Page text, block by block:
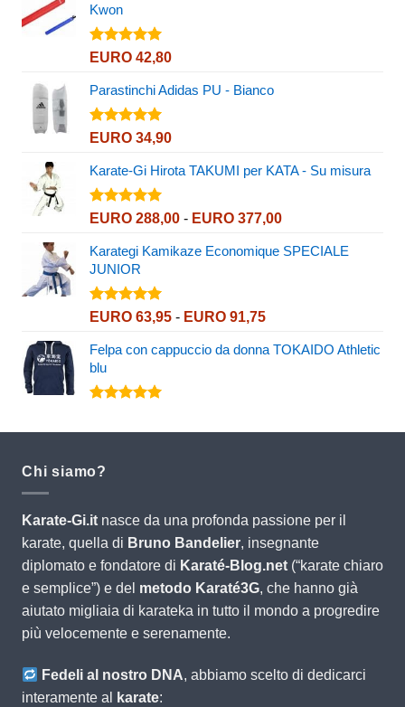
Kwon
Valutato
EURO42,80
Parastinchi Adidas PU - Bianco
Valutato
EURO34,90
Karate-Gi Hirota TAKUMI per KATA - Su misura
Valutato
EURO288,00 - EURO377,00Fascia
prezzo:
Karategi Kamikaze Economique SPECIALE
JUNIOR
Valutato
EURO63,95 - EURO91,75Fascia
prezzo:
EURO 91,75
Felpa con cappuccio da donna TOKAIDO Athletic
blu
Chi siamo?
Karate-Gi.itnasce da una profonda passione per il
karate, quella di Bruno Bandelier, insegnante
diplomato e fondatore di Karaté-Blog.net(“karate chiaro
e semplice”) e del metodo Karaté3G, che hanno già
aiutato migliaia di karateka in tutto il mondo a progredire
più velocemente e serenamente.
Fedeli al nostro DNA, abbiamo scelto di dedicarci
interamente al
karate: